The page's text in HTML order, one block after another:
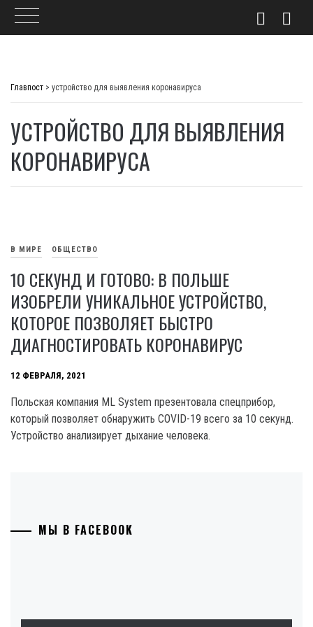
Главпост > устройство для выявления коронавируса
УСТРОЙСТВО ДЛЯ ВЫЯВЛЕНИЯ
КОРОНАВИРУСА
В МИРЕ ОБЩЕСТВО
10 СЕКУНД И ГОТОВО: В ПОЛЬШЕ
ИЗОБРЕЛИ УНИКАЛЬНОЕ УСТРОЙСТВО,
КОТОРОЕ ПОЗВОЛЯЕТ БЫСТРО
ДИАГНОСТИРОВАТЬ КОРОНАВИРУС
12 ФЕВРАЛЯ, 2021
Польская компания ML System презентовала спецприбор,
который позволяет обнаружить COVID-19 всего за 10 секунд.
Устройство анализирует дыхание человека.
МЫ В FACEBOOK